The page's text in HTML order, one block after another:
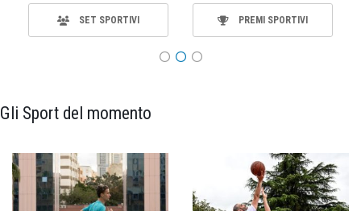
SET SPORTIVI PREMI SPORTIVI
Gli Sport del momento